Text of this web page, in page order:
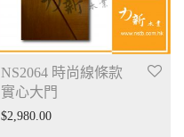
NS2064 時尚線條款
實心大門
$2,980.00